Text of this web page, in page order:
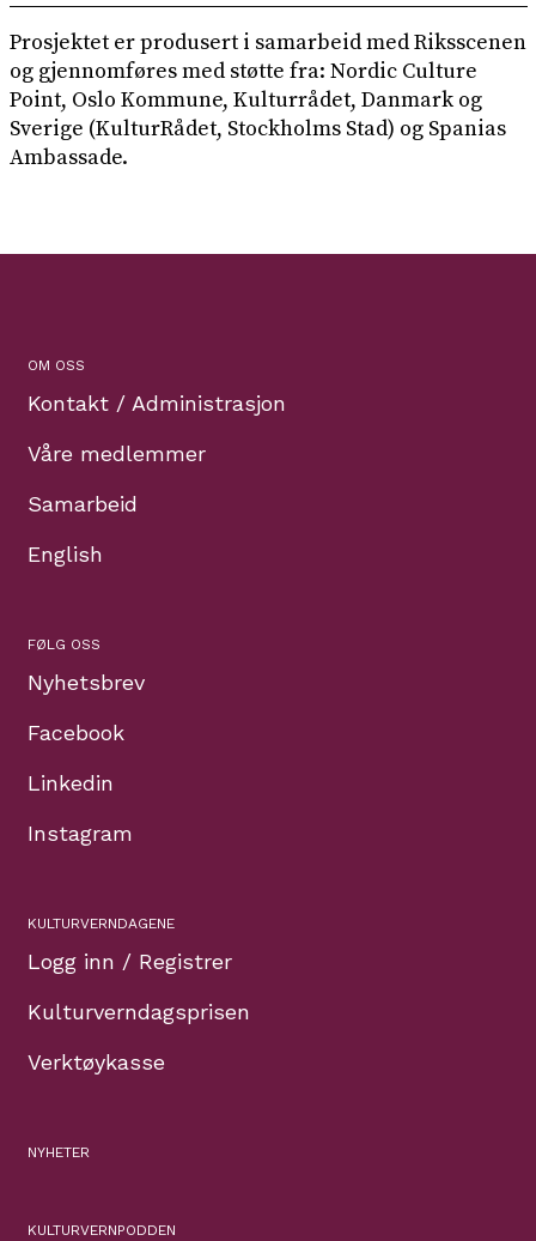
Prosjektet er produsert i samarbeid med Riksscenen
og gjennomføres med støtte fra: Nordic Culture
Point, Oslo Kommune, Kulturrådet, Danmark og
Sverige (KulturRådet, Stockholms Stad) og Spanias
Ambassade.
OM OSS
Kontakt / Administrasjon
Våre medlemmer
Samarbeid
English
FØLG OSS
Nyhetsbrev
Facebook
Linkedin
Instagram
KULTURVERNDAGENE
Logg inn / Registrer
Kulturverndagsprisen
Verktøykasse
NYHETER
KULTURVERNPODDEN